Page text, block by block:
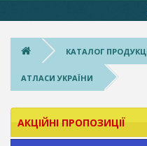
КАТАЛОГ
АТЛАСИ УКРАЇНИ
АКЦІЙНІ ПРОПОЗИЦІЇ